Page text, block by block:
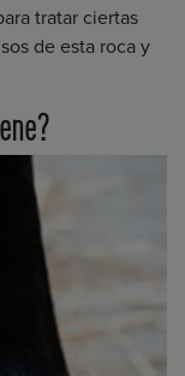
tratar ciertas
de esta roca y